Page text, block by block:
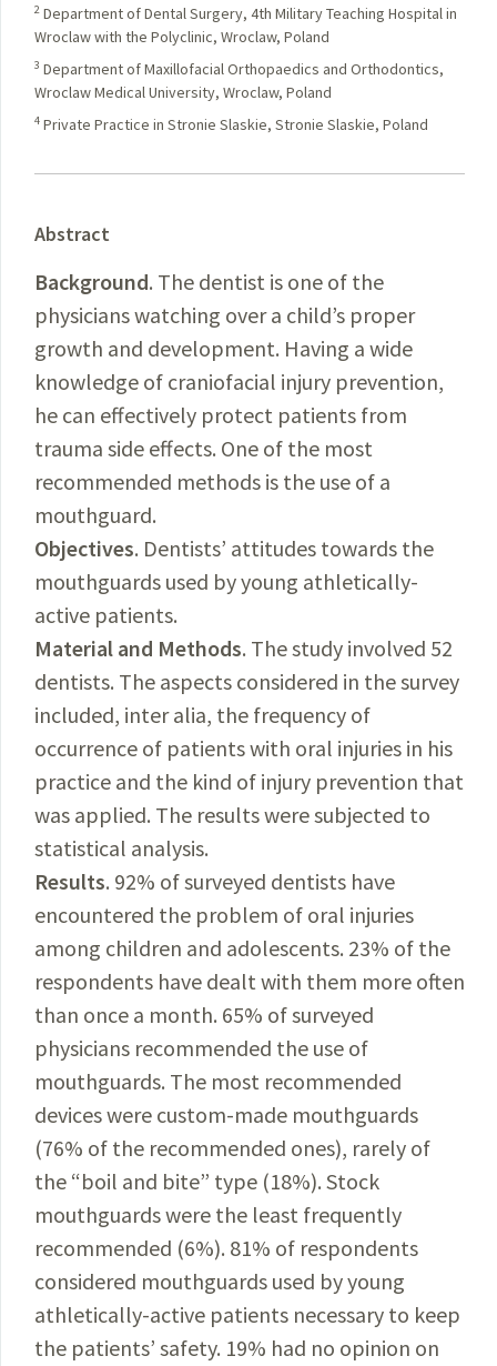
2 Department of Dental Surgery, 4th Military Teaching Hospital in
Wroclaw with the Polyclinic, Wroclaw, Poland
3 Department of Maxillofacial Orthopaedics and Orthodontics,
Wroclaw Medical University, Wroclaw, Poland
4 Private Practice in Stronie Slaskie, Stronie Slaskie, Poland
Abstract
Background. The dentist is one of the
physicians watching over a child’s proper
growth and development. Having a wide
knowledge of craniofacial injury prevention,
he can effectively protect patients from
trauma side effects. One of the most
recommended methods is the use of a
mouthguard.
Objectives. Dentists’ attitudes towards the
mouthguards used by young athletically-
active patients.
Material and Methods. The study involved 52
dentists. The aspects considered in the survey
included, inter alia, the frequency of
occurrence of patients with oral injuries in his
practice and the kind of injury prevention that
was applied. The results were subjected to
statistical analysis.
Results. 92% of surveyed dentists have
encountered the problem of oral injuries
among children and adolescents. 23% of the
respondents have dealt with them more often
than once a month. 65% of surveyed
physicians recommended the use of
mouthguards. The most recommended
devices were custom-made mouthguards
(76% of the recommended ones), rarely of
the “boil and bite” type (18%). Stock
mouthguards were the least frequently
recommended (6%). 81% of respondents
considered mouthguards used by young
athletically-active patients necessary to keep
the patients’ safety. 19% had no opinion on